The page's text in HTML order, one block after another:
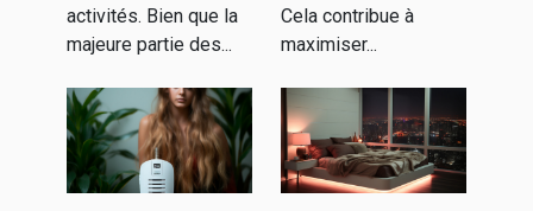
activités. Bien que la
majeure partie des...
Cela contribue à
maximiser...